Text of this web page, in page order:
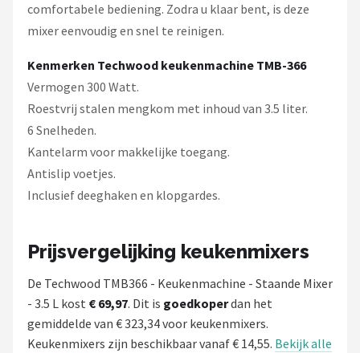
comfortabele bediening. Zodra u klaar bent, is deze
mixer eenvoudig en snel te reinigen.
Kenmerken Techwood keukenmachine TMB-366
Vermogen 300 Watt.
Roestvrij stalen mengkom met inhoud van 3.5 liter.
6 Snelheden.
Kantelarm voor makkelijke toegang.
Antislip voetjes.
Inclusief deeghaken en klopgardes.
Prijsvergelijking keukenmixers
De Techwood TMB366 - Keukenmachine - Staande Mixer
- 3.5 L kost € 69,97. Dit is goedkoperdan het
gemiddelde van € 323,34 voor keukenmixers.
Keukenmixers zijn beschikbaar vanaf € 14,55. Bekijk alle